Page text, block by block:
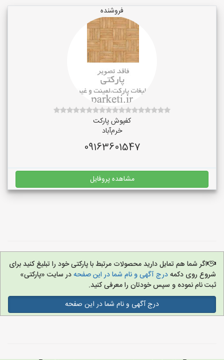
فروشنده
کفپوش پارکت
خرم‌آباد
09163601547
مشاهده پروفایل
اگر شما هم تمایل دارید محصولات مرتبط با پارکتی خود را تبلیغ کنید برای
شروع روی دکمهدرج آگهی و نام شما در این صفحهدر سایت «پارکتی»
ثبت نام نموده و سپس خودتان را معرفی کنید.
درج آگهی و نام شما در این صفحه